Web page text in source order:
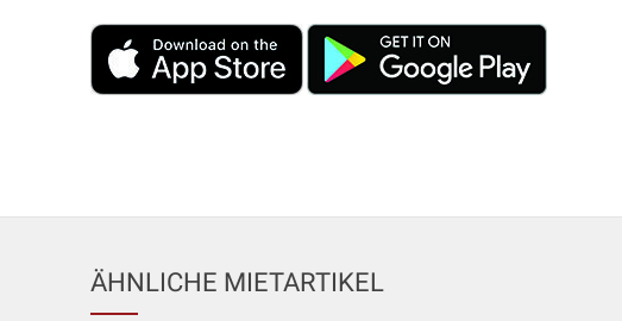
ÄHNLICHE MIETARTIKEL